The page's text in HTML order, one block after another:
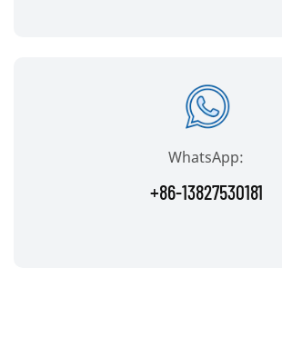
WhatsApp:
+86-13827530181